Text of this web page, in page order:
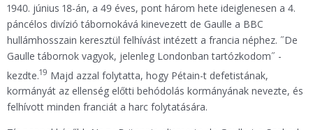
1940. június 18-án, a 49 éves, pont három hete ideiglenesen a 4.
páncélos divízió tábornokává kinevezett de Gaulle a BBC
hullámhosszain keresztül felhívást intézett a francia néphez. ˝De
Gaulle tábornok vagyok, jelenleg Londonban tartózkodom˝ -
kezdte.19 Majd azzal folytatta, hogy Pétain-t defetistának,
kormányát az ellenség előtti behódolás kormányának nevezte, és
felhívott minden franciát a harc folytatására.